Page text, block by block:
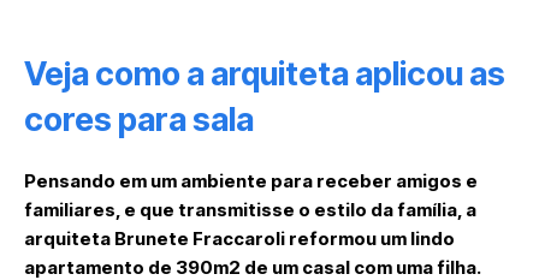
Veja como a arquiteta aplicou as
cores para sala
Pensando em um ambiente para receber amigos e
familiares, e que transmitisse o estilo da família, a
arquiteta Brunete Fraccaroli reformou um lindo
apartamento de 390m2 de um casal com uma filha.